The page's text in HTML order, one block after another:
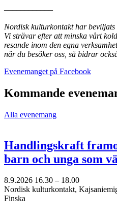
––––––––––––
Nordisk kulturkontakt har
Vi strävar efter att minska vårt
resande inom den egna
när du besöker oss, så bidrar
Evenemanget på FacebookÖppnas
ny
Kommande
Alla evenemang
Handlingskraft
barn och unga som
8.9.2026 16.30 – 18.00
Nordisk kulturkontakt,
Finska